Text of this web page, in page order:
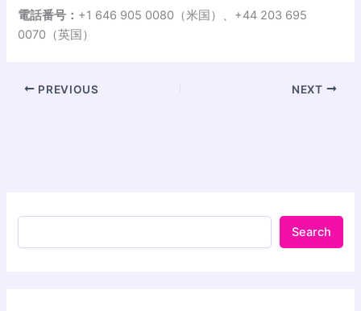
電話番号： +1 646 905 0080（米国）、+44 203 695
0070（英国）
PREVIOUS NEXT
Search